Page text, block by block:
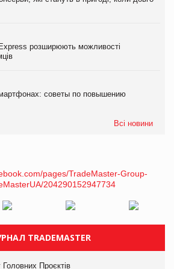
розширюють можливості
советы по повышению
Всі новини
TRADEMASTER
Головних Проєктів